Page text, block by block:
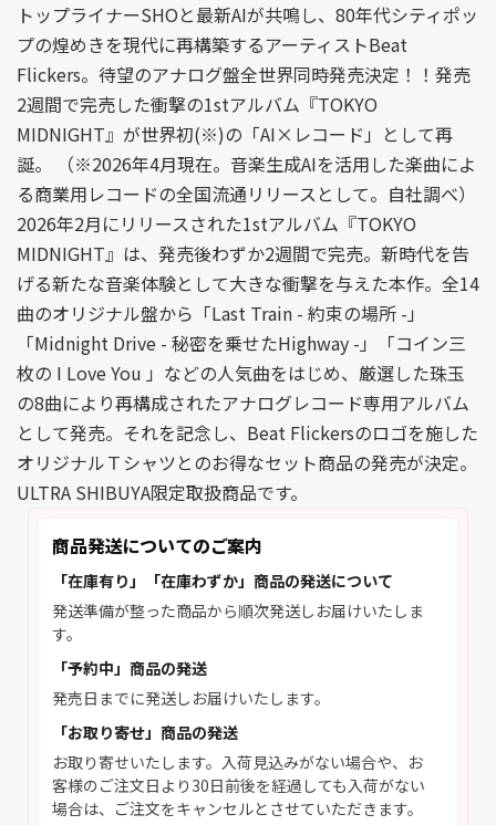
トップライナーSHOと最新AIが共鳴し、80年代シティポッ
プの煌めきを現代に再構築するアーティストBeat
Flickers。待望のアナログ盤全世界同時発売決定！！発売
2週間で完売した衝撃の1stアルバム『TOKYO
MIDNIGHT』が世界初(※)の「AI×レコード」として再
誕。 （※2026年4月現在。音楽生成AIを活用した楽曲によ
る商業用レコードの全国流通リリースとして。自社調べ）
2026年2月にリリースされた1stアルバム『TOKYO
MIDNIGHT』は、発売後わずか2週間で完売。新時代を告
げる新たな音楽体験として大きな衝撃を与えた本作。全14
曲のオリジナル盤から「Last Train - 約束の場所 -」
「Midnight Drive - 秘密を乗せたHighway -」「コイン三
枚の I Love You 」などの人気曲をはじめ、厳選した珠玉
の8曲により再構成されたアナログレコード専用アルバム
として発売。それを記念し、Beat Flickersのロゴを施した
オリジナルＴシャツとのお得なセット商品の発売が決定。
ULTRA SHIBUYA限定取扱商品です。
商品発送についてのご案内
「在庫有り」「在庫わずか」商品の発送について
発送準備が整った商品から順次発送しお届けいたしま
す。
「予約中」商品の発送
発売日までに発送しお届けいたします。
「お取り寄せ」商品の発送
お取り寄せいたします。入荷見込みがない場合や、お
客様のご注文日より30日前後を経過しても入荷がない
場合は、ご注文をキャンセルとさせていただきます。